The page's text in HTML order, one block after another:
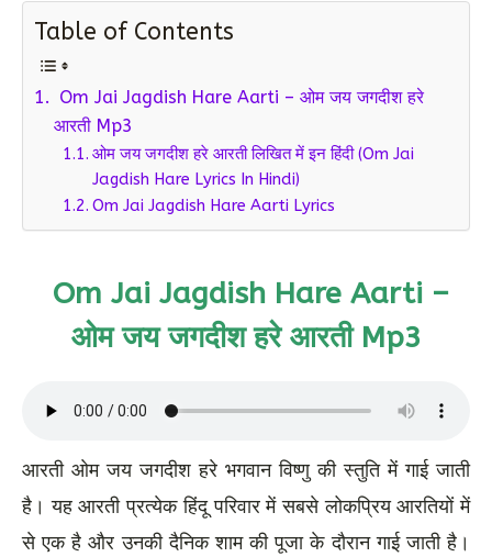
Table of Contents
Om Jai Jagdish Hare Aarti – ओम जय जगदीश हरे
आरती Mp3
ओम जय जगदीश हरे आरती लिखित में इन हिंदी (Om Jai
Jagdish Hare Lyrics In Hindi)
Om Jai Jagdish Hare Aarti Lyrics
Om Jai Jagdish Hare Aarti –
ओम जय जगदीश हरे आरती Mp3
आरती ओम जय जगदीश हरे भगवान विष्णु की स्तुति में गाई जाती
है। यह आरती प्रत्येक हिंदू परिवार में सबसे लोकप्रिय आरतियों में
से एक है और उनकी दैनिक शाम की पूजा के दौरान गाई जाती है।